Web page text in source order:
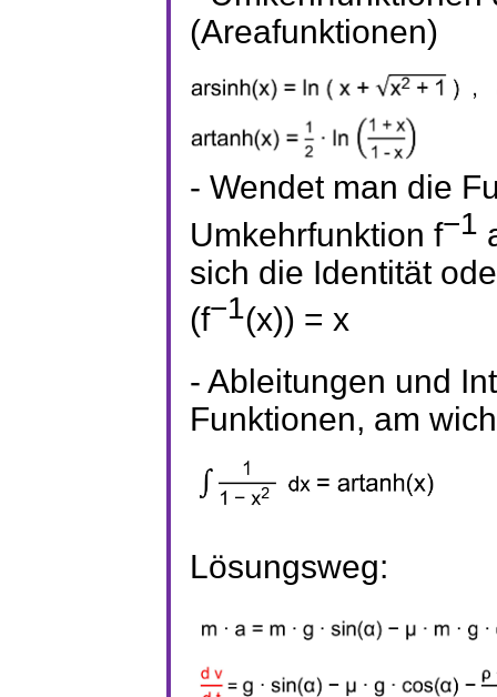
(Areafunktionen)
- Wendet man die
Umkehrfunktion f−1
sich die Identität
(f−1(x)) = x
- Ableitungen und
Funktionen, am
Lösungsweg: